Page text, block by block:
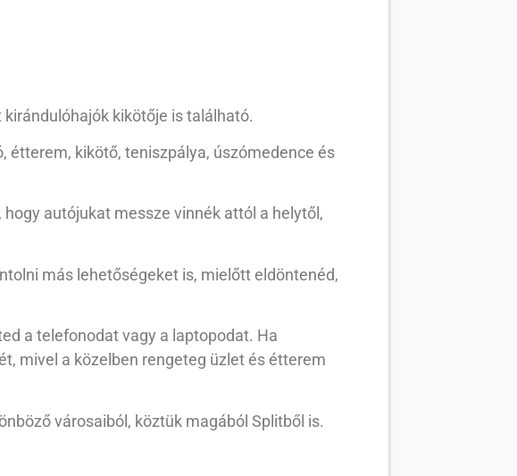
kikötője is található.
étterem, kikötő, teniszpálya, úszómedence és
autójukat messze vinnék attól a helytől,
más lehetőségeket is, mielőtt eldöntenéd,
a telefonodat vagy a laptopodat. Ha
mivel a közelben rengeteg üzlet és étterem
városaiból, köztük magából Splitből is.